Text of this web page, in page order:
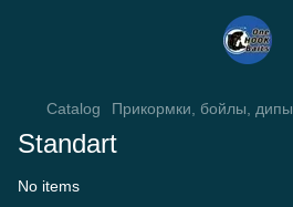
Catalog Прикормки, бойлы, дипы
Standart
No items